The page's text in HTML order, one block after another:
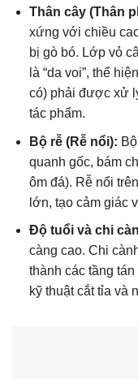
Thân cây (Thân
xứng với chiều
bị gò bó. Lớp vỏ
là “da voi”, thể
có) phải được xử
tác phẩm.
Bộ rễ (Rễ nổi):
quanh gốc, bám
ôm đá). Rễ nổi
lớn, tạo cảm giác
Độ tuổi và chi
càng cao. Chi
thành các tầng
kỹ thuật cắt tỉa và